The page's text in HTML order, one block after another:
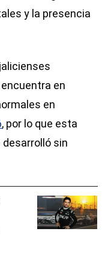
y la presencia
en
en
, por lo que esta
desarrolló sin